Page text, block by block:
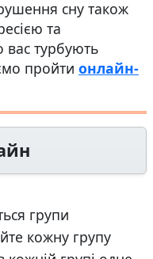
сну також
та
вас турбують
пройти онлайн-
групи
кожну групу